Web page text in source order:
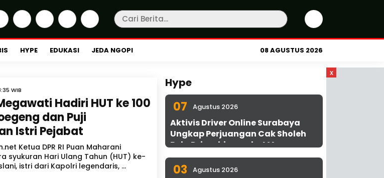
HYPE EDUKASI JEDA NGOPI 08 AGUSTUS 2026
x
WIB
Hadiri HUT ke 100
dan Puji
Istri Pejabat
Ketua DPR RI Puan Maharani
syukuran Hari Ulang Tahun (HUT) ke-
istri dari Kapolri legendaris, ...
Hype
07 Agustus 2026
Aktivis Driver Online Surabaya
Ungkap Perjuangan Cak Sholeh
Bela Driver hingga ke MA
03 Agustus 2026